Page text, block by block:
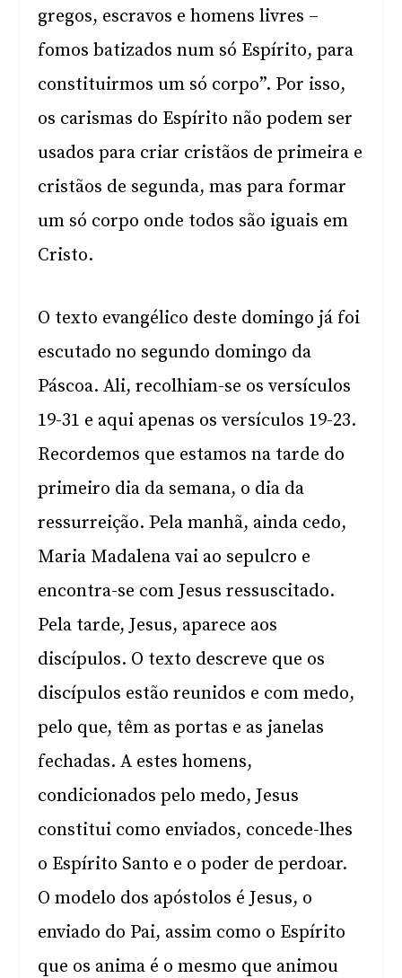
gregos, escravos e homens livres –
fomos batizados num só Espírito, para
constituirmos um só corpo”. Por isso,
os carismas do Espírito não podem ser
usados para criar cristãos de primeira e
cristãos de segunda, mas para formar
um só corpo onde todos são iguais em
Cristo.
O texto evangélico deste domingo já foi
escutado no segundo domingo da
Páscoa. Ali, recolhiam-se os versículos
19-31 e aqui apenas os versículos 19-23.
Recordemos que estamos na tarde do
primeiro dia da semana, o dia da
ressurreição. Pela manhã, ainda cedo,
Maria Madalena vai ao sepulcro e
encontra-se com Jesus ressuscitado.
Pela tarde, Jesus, aparece aos
discípulos. O texto descreve que os
discípulos estão reunidos e com medo,
pelo que, têm as portas e as janelas
fechadas. A estes homens,
condicionados pelo medo, Jesus
constitui como enviados, concede-lhes
o Espírito Santo e o poder de perdoar.
O modelo dos apóstolos é Jesus, o
enviado do Pai, assim como o Espírito
que os anima é o mesmo que animou